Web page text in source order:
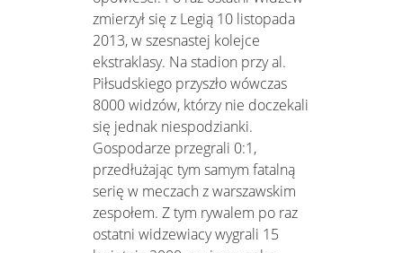
zmierzył się z Legią 10 listopada
2013, w szesnastej kolejce
ekstraklasy. Na stadion przy al.
Piłsudskiego przyszło wówczas
8000 widzów, którzy nie doczekali
się jednak niespodzianki.
Gospodarze przegrali 0:1,
przedłużając tym samym fatalną
serię w meczach z warszawskim
zespołem. Z tym rywalem po raz
ostatni widzewiacy wygrali 15